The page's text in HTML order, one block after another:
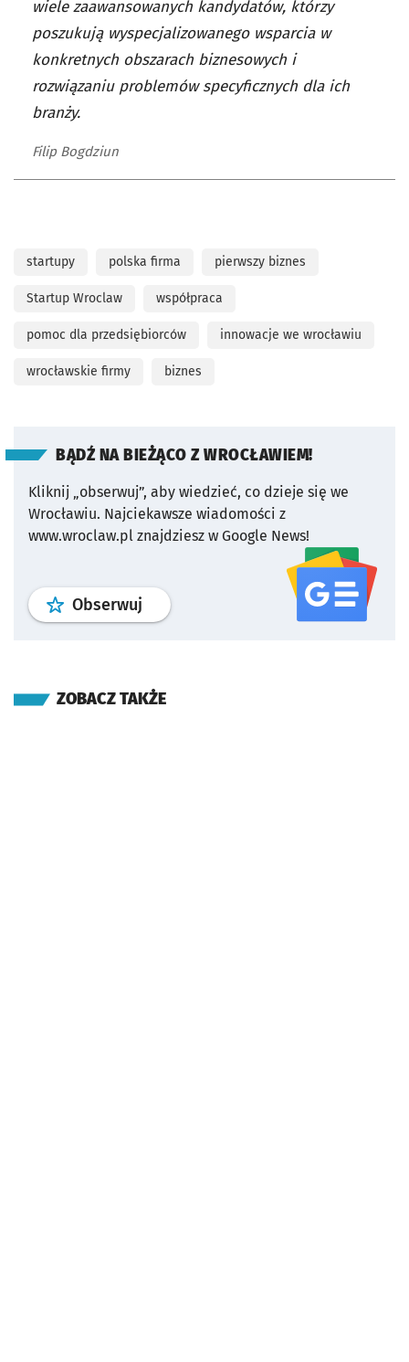
wiele zaawansowanych kandydatów, którzy
poszukują wyspecjalizowanego wsparcia w
konkretnych obszarach biznesowych i
rozwiązaniu problemów specyficznych dla ich
branży.
Filip Bogdziun
startupy polska firma pierwszy biznes
Startup Wroclaw współpraca
pomoc dla przedsiębiorców innowacje we wrocławiu
wrocławskie firmy biznes
BĄDŹ NA BIEŻĄCO Z WROCŁAWIEM!
Kliknij „obserwuj”, aby wiedzieć, co dzieje się we
Wrocławiu. Najciekawsze wiadomości z
www.wroclaw.pl znajdziesz w Google News!
Obserwuj profil serwisu
ZOBACZ TAKŻE